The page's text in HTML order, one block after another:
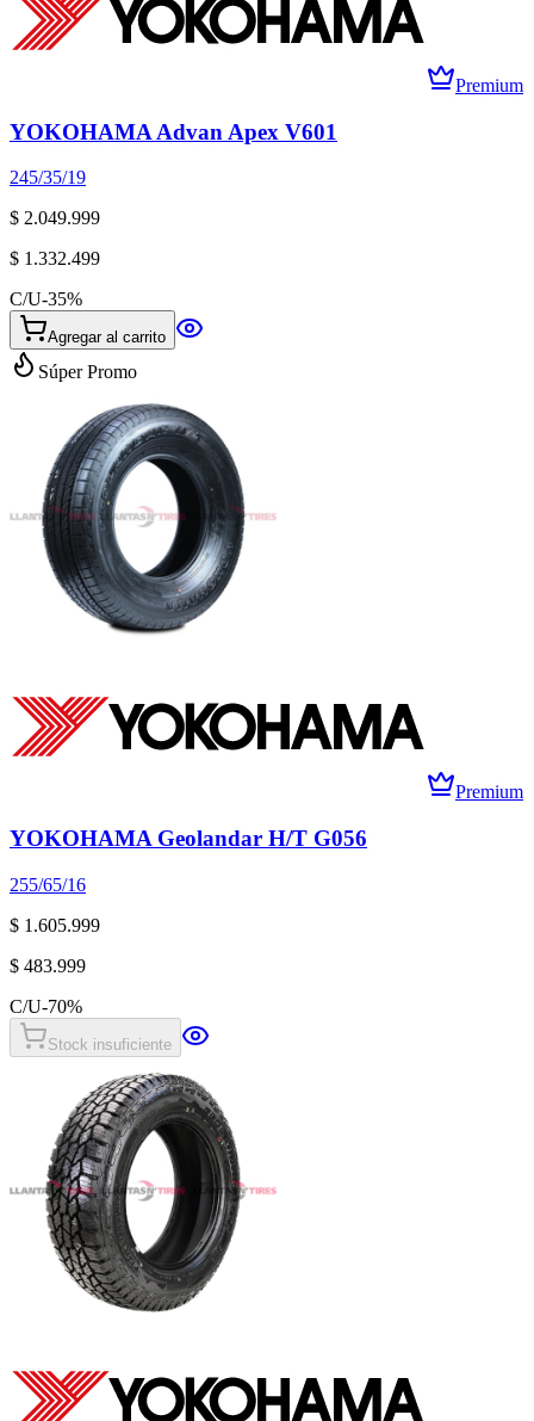
Premium
YOKOHAMA Advan Apex V601
245/35/19
$ 2.049.999
$ 1.332.499
C/U-35%
Agregar al carrito
Súper Promo
Premium
YOKOHAMA Geolandar H/T G056
255/65/16
$ 1.605.999
$ 483.999
C/U-70%
Stock insuficiente